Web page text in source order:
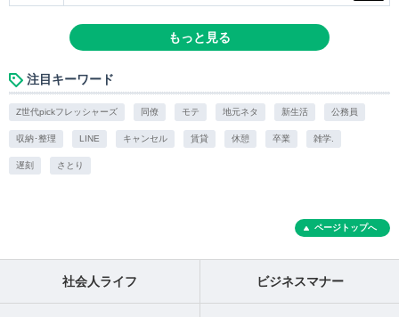
もっと見る
注目キーワード
Z世代pickフレッシャーズ 同僚 モテ 地元ネタ 新生活 公務員
収納･整理 LINE キャンセル 賃貸 休憩 卒業 雑学.
遅刻 さとり
ページトップへ
社会人ライフ ビジネスマナー